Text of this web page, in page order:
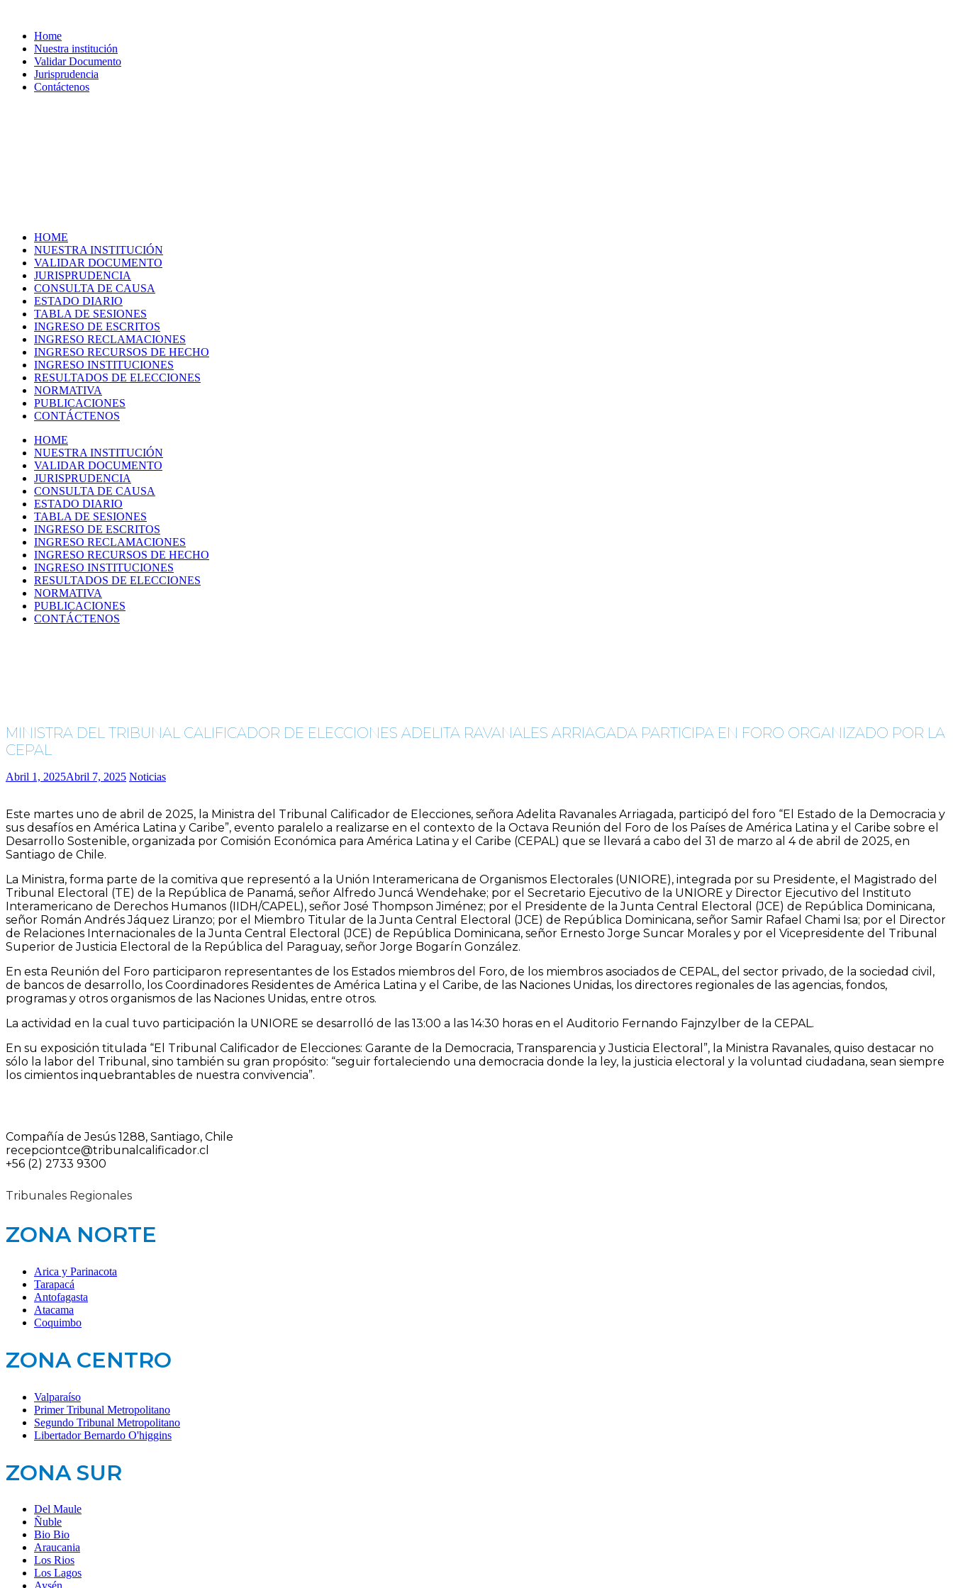
Home
Nuestra institución
Validar Documento
Jurisprudencia
Contáctenos
HOME
NUESTRA INSTITUCIÓN
VALIDAR DOCUMENTO
JURISPRUDENCIA
CONSULTA DE CAUSA
ESTADO DIARIO
TABLA DE SESIONES
INGRESO DE ESCRITOS
INGRESO RECLAMACIONES
INGRESO RECURSOS DE HECHO
INGRESO INSTITUCIONES
RESULTADOS DE ELECCIONES
NORMATIVA
PUBLICACIONES
CONTÁCTENOS
HOME
NUESTRA INSTITUCIÓN
VALIDAR DOCUMENTO
JURISPRUDENCIA
CONSULTA DE CAUSA
ESTADO DIARIO
TABLA DE SESIONES
INGRESO DE ESCRITOS
INGRESO RECLAMACIONES
INGRESO RECURSOS DE HECHO
INGRESO INSTITUCIONES
RESULTADOS DE ELECCIONES
NORMATIVA
PUBLICACIONES
CONTÁCTENOS
MINISTRA DEL TRIBUNAL CALIFICADOR DE ELECCIONES ADELITA RAVANALES ARRIAGADA PARTICIPA EN FORO ORGANIZADO POR LA
CEPAL
Abril 1, 2025Abril 7, 2025 Noticias
Este martes uno de abril de 2025, la Ministra del Tribunal Calificador de Elecciones, señora Adelita Ravanales Arriagada, participó del foro “El Estado de la Democracia y
sus desafíos en América Latina y Caribe”, evento paralelo a realizarse en el contexto de la Octava Reunión del Foro de los Países de América Latina y el Caribe sobre el
Desarrollo Sostenible, organizada por Comisión Económica para América Latina y el Caribe (CEPAL) que se llevará a cabo del 31 de marzo al 4 de abril de 2025, en
Santiago de Chile.
La Ministra, forma parte de la comitiva que representó a la Unión Interamericana de Organismos Electorales (UNIORE), integrada por su Presidente, el Magistrado del
Tribunal Electoral (TE) de la República de Panamá, señor Alfredo Juncá Wendehake; por el Secretario Ejecutivo de la UNIORE y Director Ejecutivo del Instituto
Interamericano de Derechos Humanos (IIDH/CAPEL), señor José Thompson Jiménez; por el Presidente de la Junta Central Electoral (JCE) de República Dominicana,
señor Román Andrés Jáquez Liranzo; por el Miembro Titular de la Junta Central Electoral (JCE) de República Dominicana, señor Samir Rafael Chami Isa; por el Director
de Relaciones Internacionales de la Junta Central Electoral (JCE) de República Dominicana, señor Ernesto Jorge Suncar Morales y por el Vicepresidente del Tribunal
Superior de Justicia Electoral de la República del Paraguay, señor Jorge Bogarín González.
En esta Reunión del Foro participaron representantes de los Estados miembros del Foro, de los miembros asociados de CEPAL, del sector privado, de la sociedad civil,
de bancos de desarrollo, los Coordinadores Residentes de América Latina y el Caribe, de las Naciones Unidas, los directores regionales de las agencias, fondos,
programas y otros organismos de las Naciones Unidas, entre otros.
La actividad en la cual tuvo participación la UNIORE se desarrolló de las 13:00 a las 14:30 horas en el Auditorio Fernando Fajnzylber de la CEPAL.
En su exposición titulada “El Tribunal Calificador de Elecciones: Garante de la Democracia, Transparencia y Justicia Electoral”, la Ministra Ravanales, quiso destacar no
sólo la labor del Tribunal, sino también su gran propósito: “seguir fortaleciendo una democracia donde la ley, la justicia electoral y la voluntad ciudadana, sean siempre
los cimientos inquebrantables de nuestra convivencia”.
Compañía de Jesús 1288, Santiago, Chile
recepciontce@tribunalcalificador.cl
+56 (2) 2733 9300
Tribunales Regionales
ZONA NORTE
Arica y Parinacota
Tarapacá
Antofagasta
Atacama
Coquimbo
ZONA CENTRO
Valparaíso
Primer Tribunal Metropolitano
Segundo Tribunal Metropolitano
Libertador Bernardo O'higgins
ZONA SUR
Del Maule
Ñuble
Bio Bio
Araucania
Los Rios
Los Lagos